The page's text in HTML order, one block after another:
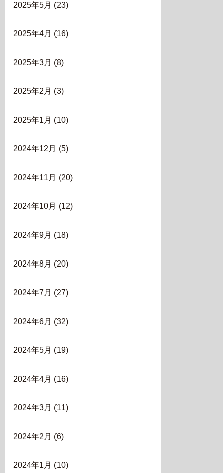
2025年5月 (23)
2025年4月 (16)
2025年3月 (8)
2025年2月 (3)
2025年1月 (10)
2024年12月 (5)
2024年11月 (20)
2024年10月 (12)
2024年9月 (18)
2024年8月 (20)
2024年7月 (27)
2024年6月 (32)
2024年5月 (19)
2024年4月 (16)
2024年3月 (11)
2024年2月 (6)
2024年1月 (10)